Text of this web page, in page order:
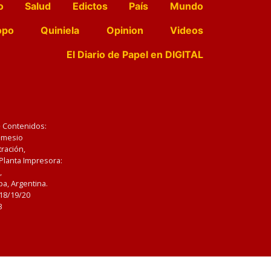
Salud Edictos País
Mundo
Quiniela Opinion
Videos
El Diario de Papel en DIGITAL
Impresora:
Argentina.
19/20